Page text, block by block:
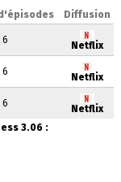
Diffusion
6 Netflix
6 Netflix
6
Netflix
3.06 :